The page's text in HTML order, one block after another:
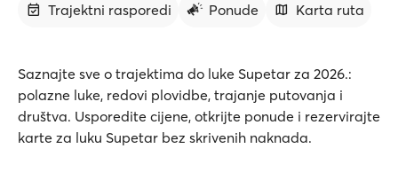
Trajektni rasporedi Ponude Karta ruta
Saznajte sve o trajektima do luke Supetar za 2026.:
polazne luke, redovi plovidbe, trajanje putovanja i
društva. Usporedite cijene, otkrijte ponude i rezervirajte
karte za luku Supetar bez skrivenih naknada.